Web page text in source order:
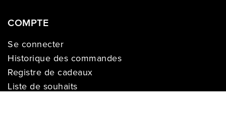
COMPTE
Se connecter
Historique des commandes
Registre de cadeaux
Liste de souhaits